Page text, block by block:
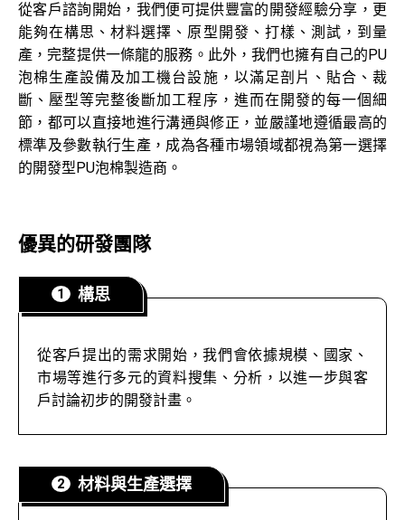
從客戶諮詢開始，我們便可提供豐富的開發經驗分享，更
能夠在構思、材料選擇、原型開發、打樣、測試，到量
產，完整提供一條龍的服務。此外，我們也擁有自己的PU
泡棉生產設備及加工機台設施，以滿足剖片、貼合、裁
斷、壓型等完整後斷加工程序，進而在開發的每一個細
節，都可以直接地進行溝通與修正，並嚴謹地遵循最高的
標準及參數執行生產，成為各種市場領域都視為第一選擇
的開發型PU泡棉製造商。
優異的研發團隊
構思
從客戶提出的需求開始，我們會依據規模、國家、
市場等進行多元的資料搜集、分析，以進一步與客
戶討論初步的開發計畫。
材料與生產選擇